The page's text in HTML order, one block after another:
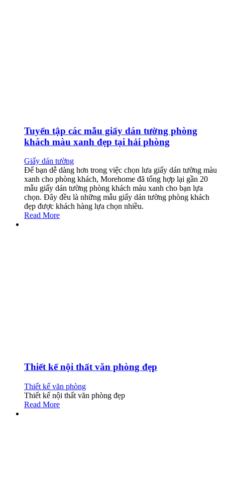
Tuyển tập các mẫu giấy dán tường phòng
khách màu xanh đẹp tại hải phòng
Giấy dán tường
Để bạn dễ dàng hơn trong việc chọn lưa giấy dán tường màu
xanh cho phòng khách, Morehome đã tổng hợp lại gần 20
mẫu giấy dán tường phòng khách màu xanh cho bạn lựa
chọn. Đây đều là những mẫu giấy dán tường phòng khách
đẹp được khách hàng lựa chọn nhiều.
Read More
Thiết kế nội thất văn phòng đẹp
Thiết kế văn phòng
Thiết kế nội thất văn phòng đẹp
Read More